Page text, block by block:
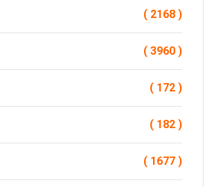
( 2168 )
( 3960 )
( 172 )
( 182 )
( 1677 )